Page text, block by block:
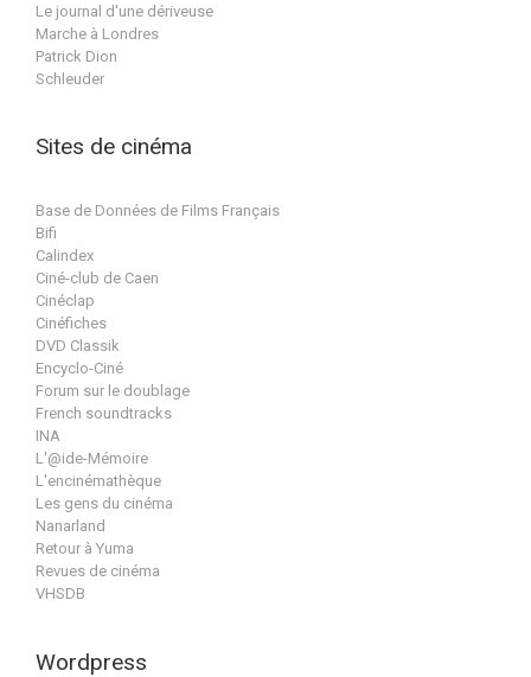
Le journal d'une dériveuse
Marche à Londres
Patrick Dion
Schleuder
Sites de cinéma
Base de Données de Films Français
Bifi
Calindex
Ciné-club de Caen
Cinéclap
Cinéfiches
DVD Classik
Encyclo-Ciné
Forum sur le doublage
French soundtracks
INA
L'@ide-Mémoire
L'encinémathèque
Les gens du cinéma
Nanarland
Retour à Yuma
Revues de cinéma
VHSDB
Wordpress